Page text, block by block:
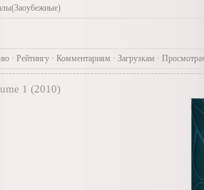
· Рейтингу · Комментариям · Загрузкам ·
1 (2010)